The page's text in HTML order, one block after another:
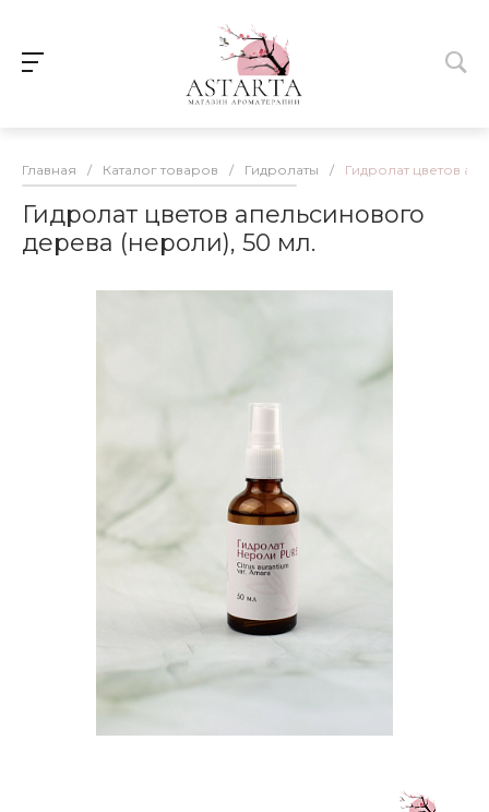
Главная / Каталог товаров / Гидролаты / Гидролат цветов
Гидролат цветов апельсинового
дерева (нероли), 50 мл.